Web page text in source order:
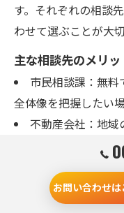
す。それぞれの相談
わせて選ぶことが大切
主な相談先のメリッ
市民相談課：無料
全体像を把握したい
不動産会社：地
い。具体的な売却計
的な問題に対応。複
に有効。
お問い合わせは